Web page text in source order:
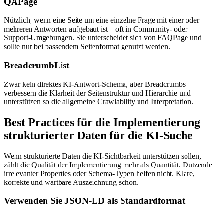
Nützlich, wenn eine Seite um eine einzelne Frage mit einer oder
mehreren Antworten aufgebaut ist – oft in Community‑ oder
Support‑Umgebungen. Sie unterscheidet sich von FAQPage und
sollte nur bei passendem Seitenformat genutzt werden.
BreadcrumbList
Zwar kein direktes KI‑Antwort‑Schema, aber Breadcrumbs
verbessern die Klarheit der Seitenstruktur und Hierarchie und
unterstützen so die allgemeine Crawlability und Interpretation.
Best Practices für die Implementierung
strukturierter Daten für die KI‑Suche
Wenn strukturierte Daten die KI‑Sichtbarkeit unterstützen sollen,
zählt die Qualität der Implementierung mehr als Quantität. Dutzende
irrelevanter Properties oder Schema‑Typen helfen nicht. Klare,
korrekte und wartbare Auszeichnung schon.
Verwenden Sie JSON‑LD als Standardformat